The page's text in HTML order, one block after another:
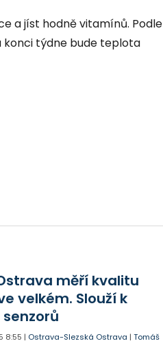
a jíst hodně vitamínů. Podle
týdne bude teplota
měří kvalitu
velkém. Slouží k
8:55 | Ostrava-Slezská Ostrava |Tomáš